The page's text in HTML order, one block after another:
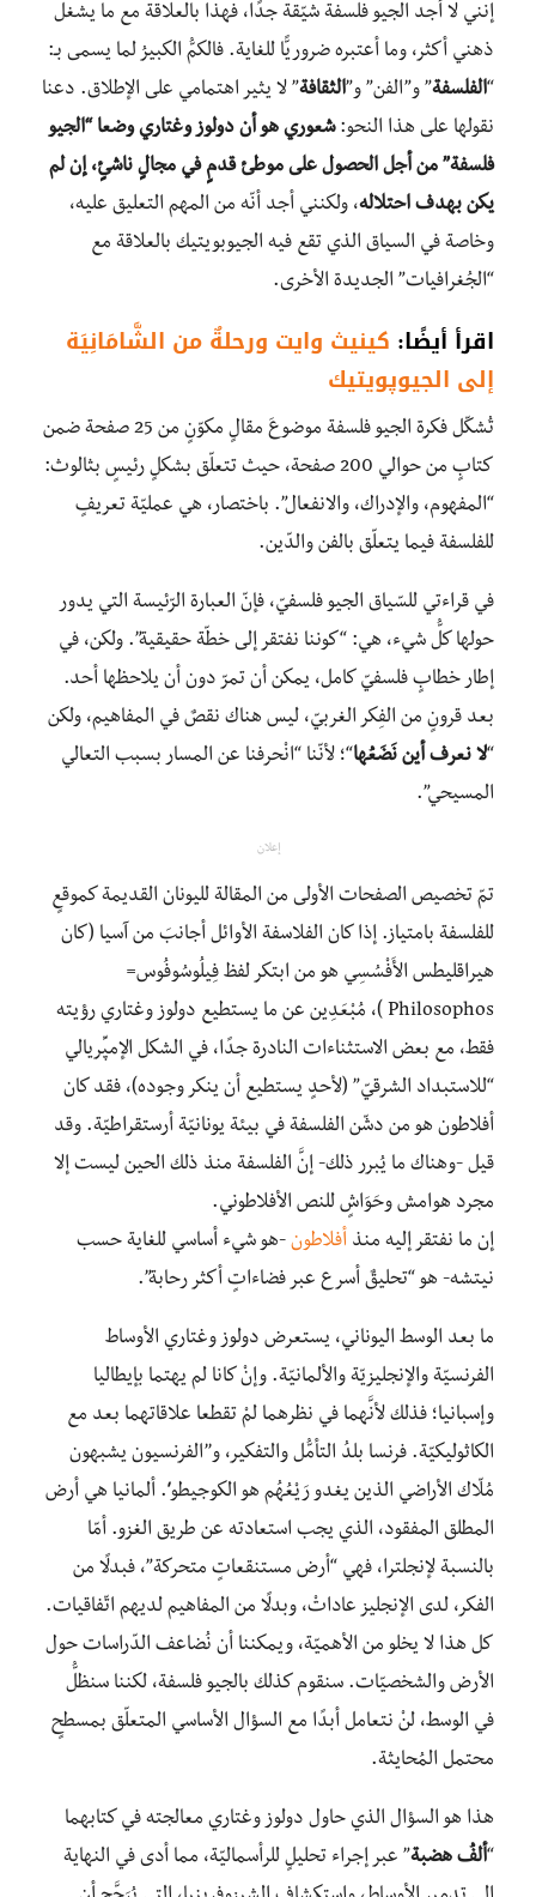
إنني لا أجد الجيو فلسفة شيّقة جدًا، فهذا بالعلاقة مع ما يشغل
ذهني أكثر، وما أعتبره ضروريًّا للغاية. فالكمُّ الكبيرُ لما يسمى بـ:
“الفلسفة” و”الفن” و”الثقافة” لا يثير اهتمامي على الإطلاق. دعنا
نقولها على هذا النحو:شعوري هو أن دولوز وغتاري وضعا “الجيو
فلسفة” من أجل الحصول على موطئ قدمٍ في مجالٍ ناشئٍ، إن لم
يكن بهدف احتلاله، ولكنني أجد أنّه من المهم التعليق عليه،
وخاصة في السياق الذي تقع فيه الجيوبويتيك بالعلاقة مع
“الجُغرافيات” الجديدة الأخرى.
اقرأ أيضًا: كينيث وايت ورحلةٌ من الشَّامَانِيَة
إلى الجيوپويتيك
تُشكّل فكرة الجيو فلسفة موضوعَ مقالٍ مكوّنٍ من 25 صفحة ضمن
كتابٍ من حوالي 200 صفحة، حيث تتعلّق بشكلٍ رئيسٍ بثالوث:
“المفهوم، والإدراك، والانفعال”. باختصار، هي عمليّة تعريفٍ
للفلسفة فيما يتعلّق بالفن والدّين.
في قراءتي للسّياق الجيو فلسفيّ، فإنّ العبارة الرّئيسة التي يدور
حولها كلُّ شيء، هي: “كوننا نفتقر إلى خطّة حقيقية”. ولكن، في
إطار خطابٍ فلسفيّ كامل، يمكن أن تمرّ دون أن يلاحظها أحد.
بعد قرونٍ من الفِكر الغربيّ، ليس هناك نقصٌ في المفاهيم، ولكن
“لا نعرف أين نَضَعُها“؛ لأنّنا “انْحرفنا عن المسار بسبب التعالي
المسيحي”.
إعلان
تمّ تخصيص الصفحات الأولى من المقالة لليونان القديمة كموقعٍ
للفلسفة بامتياز. إذا كان الفلاسفة الأوائل أجانبَ من آسيا (كان
هيراقليطس الأَفْسُسِي هو من ابتكر لفظ فِيلُوسُوفُوس=
Philosophos )، مُبْعَدِين عن ما يستطيع دولوز وغتاري رؤيته
فقط، مع بعض الاستثناءات النادرة جدًا، في الشكل الإمپِّريالي
“للاستبداد الشرقيّ” (لأحدٍ يستطيع أن ينكر وجوده)، فقد كان
أفلاطون هو من دشّن الفلسفة في بيئة يونانيّة أرستقراطيّة. وقد
قيل -وهناك ما يُبرر ذلك- إنَّ الفلسفة منذ ذلك الحين ليست إلا
مجرد هوامش وحَوَاشٍ للنص الأفلاطوني.
إن ما نفتقر إليه منذ أفلاطون -هو شيء أساسي للغاية حسب
نيتشه- هو “تحليقٌ أسرع عبر فضاءاتٍ أكثر رحابة”.
ما بعد الوسط اليوناني، يستعرض دولوز وغتاري الأوساط
الفرنسيّة والإنجليزيّة والألمانيّة. وإنْ كانا لم يهتما بإيطاليا
وإسبانيا؛ فذلك لأنَّهما في نظرهما لمْ تقطعا علاقاتهما بعد مع
الكاثوليكيّة. فرنسا بلدُ التأمُّل والتفكير، و’’الفرنسيون يشبهون
مُلّاك الأراضي الذين يغدو رَيْعُهُم هو الكوجيطو‘’. ألمانيا هي أرض
المطلق المفقود، الذي يجب استعادته عن طريق الغزو. أمّا
بالنسبة لإنجلترا، فهي “أرض مستنقعاتٍ متحركة”، فبدلًا من
الفكر، لدى الإنجليز عاداتْ، وبدلًا من المفاهيم لديهم اتّفاقيات.
كل هذا لا يخلو من الأهميّة، ويمكننا أن نُضاعف الدّراسات حول
الأرض والشخصيّات. سنقوم كذلك بالجيو فلسفة، لكننا سنظلُّ
في الوسط، لنْ نتعامل أبدًا مع السؤال الأساسي المتعلّق بمسطحٍ
محتمل المُحايثة.
هذا هو السؤال الذي حاول دولوز وغتاري معالجته في كتابهما
“ألفُ هضبة” عبر إجراء تحليلٍ للرأسماليّة، مما أدى في النهاية